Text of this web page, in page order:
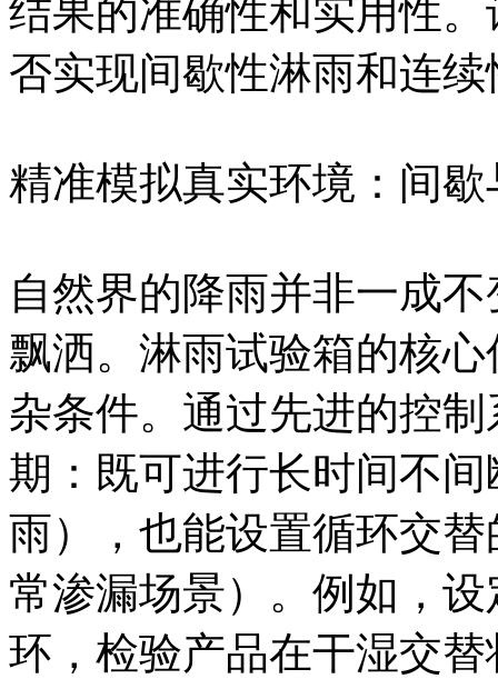
结果的准确性和实用性
否实现间歇性淋雨和连
精准模拟真实环境：间
自然界的降雨并非一成
飘洒。淋雨试验箱的核
杂条件。通过先进的控
期：既可进行长时间不
雨），也能设置循环交
常渗漏场景）。例如，
环，检验产品在干湿交